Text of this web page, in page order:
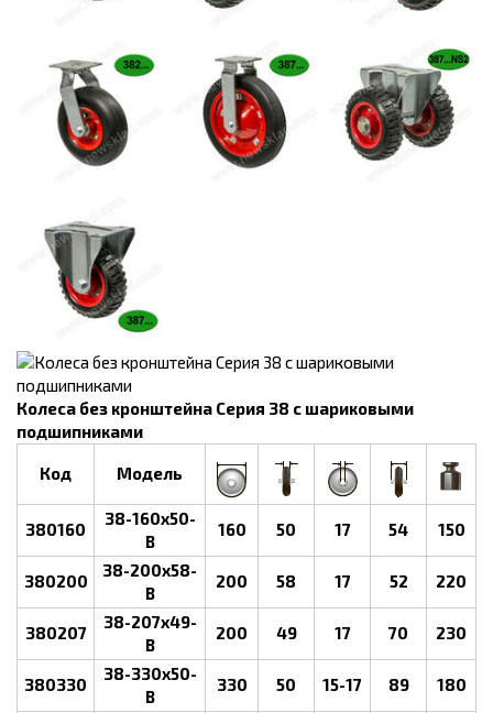
Колеса без кронштейна Серия 38 с шариковыми
подшипниками
Код Модель
380160
38-160х50-
B
160 50 17 54 150
380200
38-200х58-
B
200 58 17 52 220
380207
38-207х49-
B
200 49 17 70 230
380330
38-330х50-
B
330 50 15-17 89 180